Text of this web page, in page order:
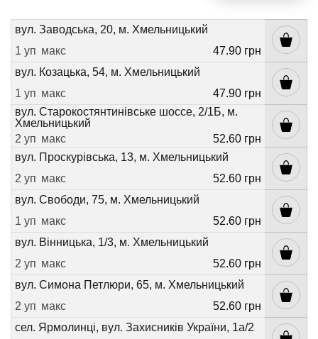
вул. Заводська, 20, м. Хмельницький
1 уп макс
47.90 грн
вул. Козацька, 54, м. Хмельницький
1 уп макс
47.90 грн
вул. Старокостянтинівське шоссе, 2/1Б, м.
Хмельницький
2 уп макс
52.60 грн
вул. Проскурівська, 13, м. Хмельницький
2 уп макс
52.60 грн
вул. Свободи, 75, м. Хмельницький
1 уп макс
52.60 грн
вул. Вінницька, 1/3, м. Хмельницький
2 уп макс
52.60 грн
вул. Симона Петлюри, 65, м. Хмельницький
2 уп макс
52.60 грн
сел. Ярмолинці, вул. Захисників України, 1а/2